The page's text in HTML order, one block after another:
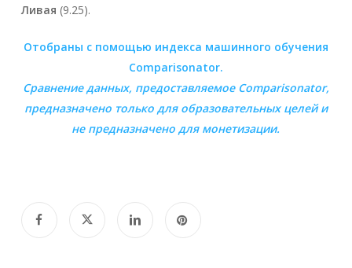
Ливая (9.25).
Отобраны с помощью индекса машинного обучения
Comparisonator.
Сравнение данных, предоставляемое Comparisonator,
предназначено только для образовательных целей и
не предназначено для монетизации.